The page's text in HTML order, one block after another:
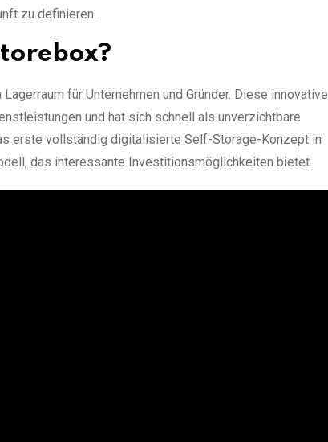
zu definieren.
für Unternehmen und Gründer. Diese innovative
und hat sich schnell als unverzichtbare
erste vollständig digitalisierte Self-Storage-Konzept in
das interessante Investitionsmöglichkeiten bietet.